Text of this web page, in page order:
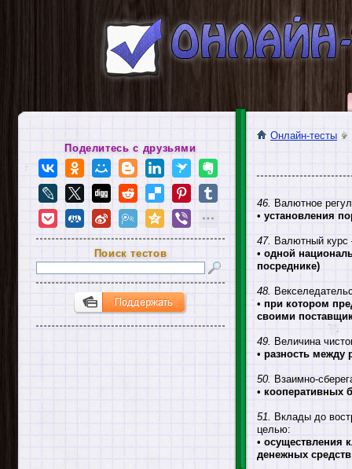
Онлайн-тесты
46. Валютное
• установления
47. Валютный
• одной
посреднике)
48.
• при котором
своими
49. Величина
• разность между
50. Взаимно-
• кооперативных
51.
Вклады до
целью:
• осуществления
денежных
Поделитесь с друзьями
Поиск тестов